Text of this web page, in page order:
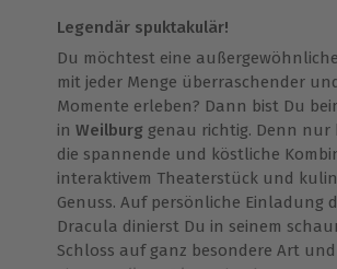
Legendär spuktakulär!
Du möchtest eine außergewöhnliche
mit jeder Menge überraschender
Momente erleben? Dann bist Du
in Weilburg genau richtig. Denn nur
die spannende und köstliche
interaktivem Theaterstück und
Genuss. Auf persönliche Einladung
Dracula dinierst Du in seinem
Schloss auf ganz besondere Art und